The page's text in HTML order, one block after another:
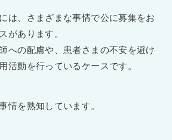
は、さまざまな事情で公に募集をお
があります。
への配慮や、患者さまの不安を避け
活動を行っているケースです。
情を熟知しています。